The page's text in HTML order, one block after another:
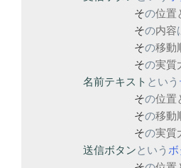
		そ
の位置
		そ
の内容
		そ
の移動
		そ
の実質
名前テキスト という
		そ
の位置
		そ
の移動
		そ
の実質
送信ボタンという ボ